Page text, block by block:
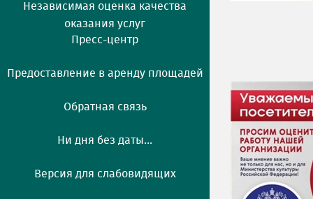
Независимая оценка качества
оказания услуг
Пресс-центр
Предоставление в аренду площадей
Обратная связь
Ни дня без даты...
Версия для слабовидящих